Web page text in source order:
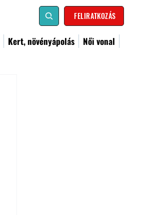
FELIRATKOZÁS
Kert, növényápolás
Női vonal